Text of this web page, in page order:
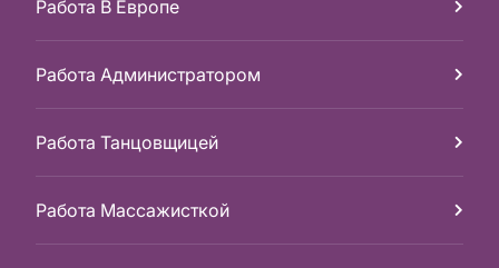
Работа В Европе
Работа Администратором
Работа Танцовщицей
Работа Массажисткой